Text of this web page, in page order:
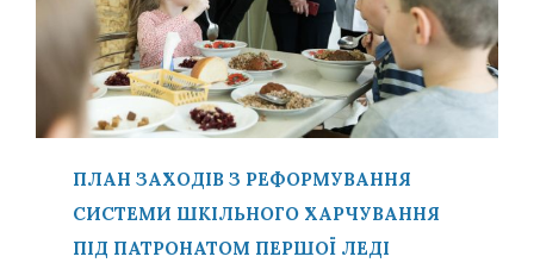
ПЛАН ЗАХОДІВ З РЕФОРМУВАННЯ
СИСТЕМИ ШКІЛЬНОГО ХАРЧУВАННЯ
ПІД ПАТРОНАТОМ ПЕРШОЇ ЛЕДІ